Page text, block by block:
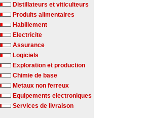
Distillateurs et viticulteurs
Produits alimentaires
Habillement
Electricite
Assurance
Logiciels
Exploration et production
Chimie de base
Metaux non ferreux
Equipements electroniques
Services de livraison